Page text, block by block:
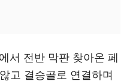
서 전반 막판 찾아온 페
고 결승골로 연결하며